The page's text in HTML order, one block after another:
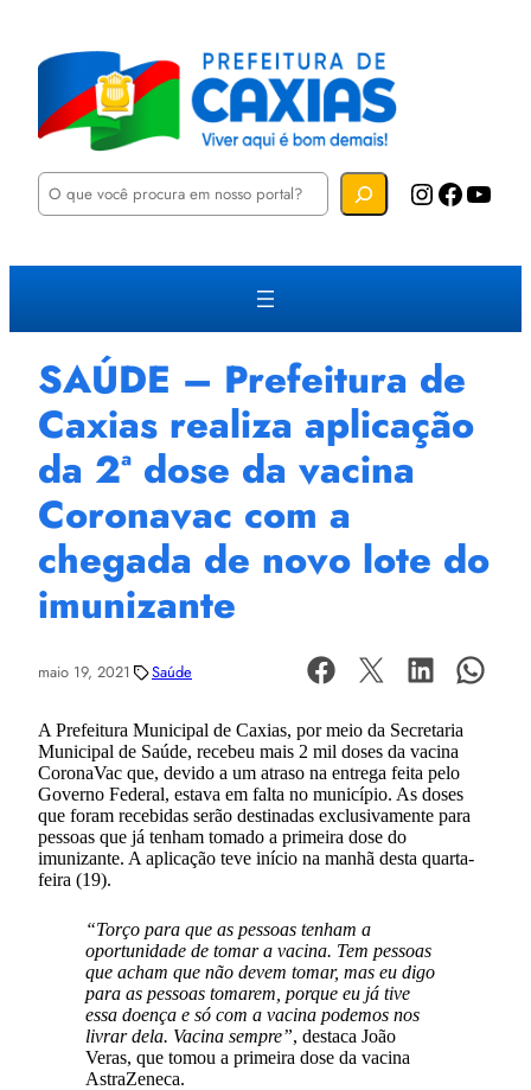
P
u
a
Instagram Facebook YouTube
SAÚDE – Prefeitura de
Caxias realiza aplicação
da 2ª dose da vacina
Coronavac com a
chegada de novo lote do
imunizante
maio 19, 2021 Saúde
A Prefeitura Municipal de Caxias, por meio da Secretaria
Municipal de Saúde, recebeu mais 2 mil doses da vacina
CoronaVac que, devido a um atraso na entrega feita pelo
Governo Federal, estava em falta no município. As doses
que foram recebidas serão destinadas exclusivamente para
pessoas que já tenham tomado a primeira dose do
imunizante. A aplicação teve início na manhã desta quarta-
feira (19).
“Torço para que as pessoas tenham a
oportunidade de tomar a vacina. Tem pessoas
que acham que não devem tomar, mas eu digo
para as pessoas tomarem, porque eu já tive
essa doença e só com a vacina podemos nos
livrar dela. Vacina sempre”, destaca João
Veras, que tomou a primeira dose da vacina
AstraZeneca.